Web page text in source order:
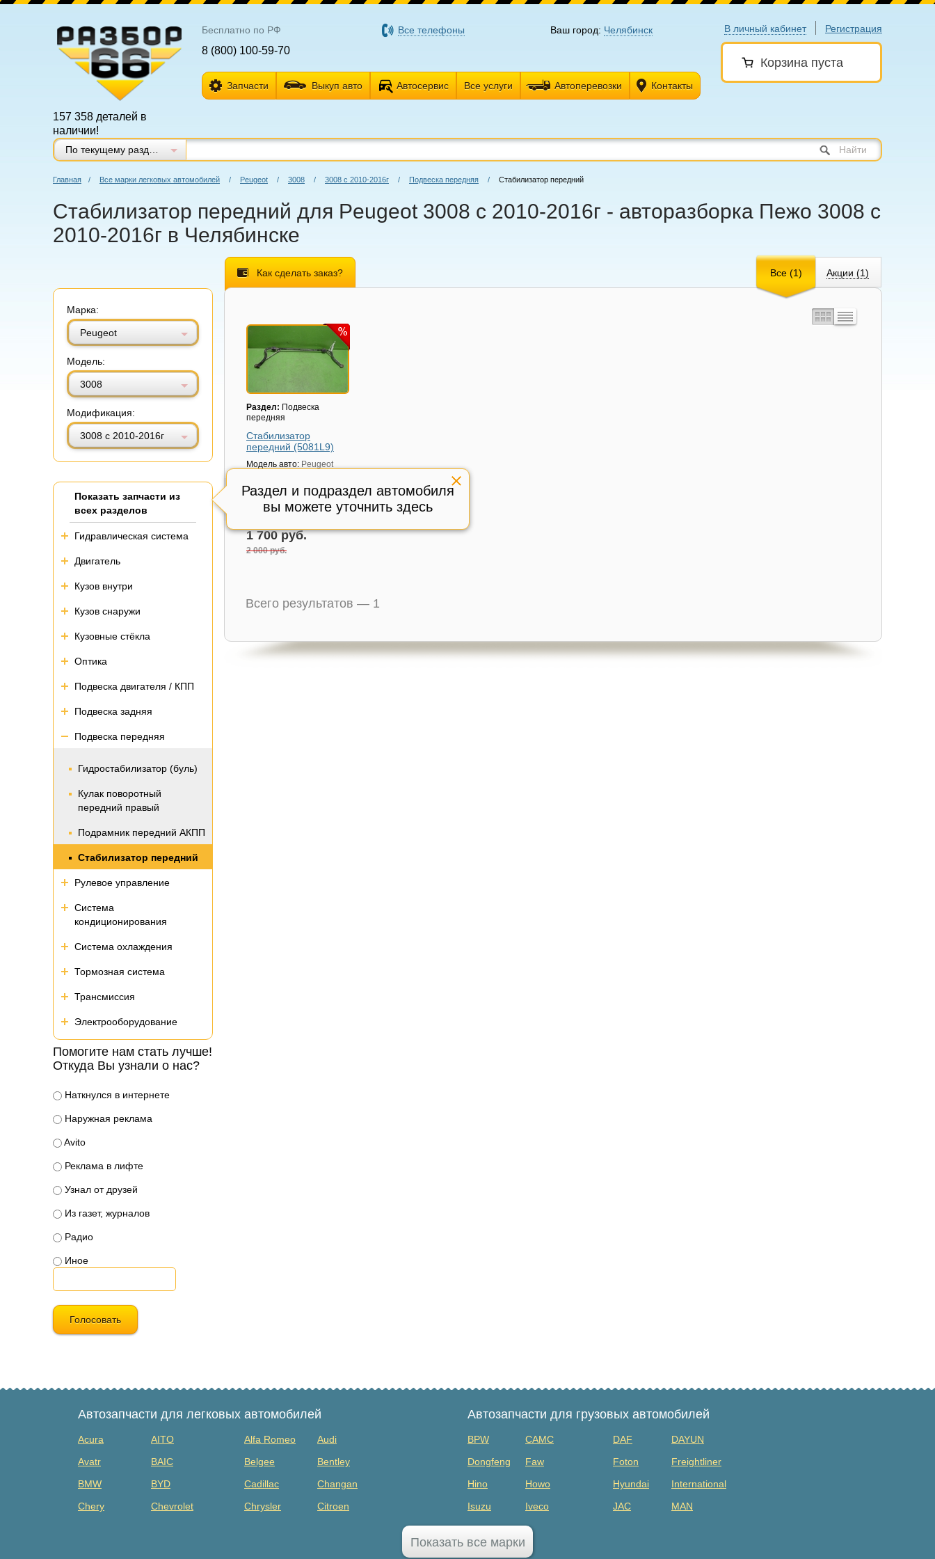
В личный кабинет Регистрация
Корзина пуста
157 358 деталей в
наличии!
Бесплатно по РФ
8 (800) 100-59-70
Все телефоны Ваш город: Челябинск
Запчасти Выкуп авто Автосервис Все услуги Автоперевозки Контакты
Найти
Главная / Все марки легковых автомобилей / Peugeot / 3008 / 3008 с 2010-2016г / Подвеска передняя / Стабилизатор передний
Стабилизатор передний для Peugeot 3008 с 2010-2016г - авторазборка Пежо 3008 с
2010-2016г в Челябинске
Марка:
Peugeot
Модель:
3008
Модификация:
3008 с 2010-2016г
Раздел и подраздел автомобиля
вы можете уточнить здесь
Показать запчасти из
всех разделов
Гидравлическая система
Двигатель
Кузов внутри
Кузов снаружи
Кузовные стёкла
Оптика
Подвеска двигателя / КПП
Подвеска задняя
Подвеска передняя
Гидростабилизатор (буль)
Кулак поворотный
передний правый
Подрамник передний АКПП
Стабилизатор передний
Рулевое управление
Система
кондиционирования
Система охлаждения
Тормозная система
Трансмиссия
Электрооборудование
Помогите нам стать лучше!
Откуда Вы узнали о нас?
Наткнулся в интернете
Наружная реклама
Avito
Реклама в лифте
Узнал от друзей
Из газет, журналов
Радио
Иное
Голосовать
Все (1) Акции (1)
Как сделать заказ?
Раздел: Подвеска
передняя
Стабилизатор
передний (5081L9)
Модель авто: Peugeot
Артикул:5081L9
Состояние:целый
1 700 руб.
2 000 руб.
Всего результатов — 1
Автозапчасти для легковых автомобилей
Acura AITO Alfa Romeo
Audi
Avatr
BAIC Belgee
Bentley
BMW
BYD Cadillac
Changan
Chery
Chevrolet Chrysler
Citroen
Автозапчасти для грузовых автомобилей
BPW CAMC DAF
DAYUN
Dongfeng
Faw Foton
Freightliner
Hino
Howo Hyundai
International
Isuzu
Iveco JAC
MAN
MAZ
Mercedes Benz
Scania
Показать все марки